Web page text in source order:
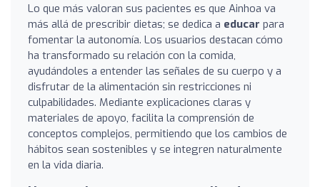
Lo que más valoran sus pacientes es que Ainhoa va
más allá de prescribir dietas; se dedica a educar para
fomentar la autonomía. Los usuarios destacan cómo
ha transformado su relación con la comida,
ayudándoles a entender las señales de su cuerpo y a
disfrutar de la alimentación sin restricciones ni
culpabilidades. Mediante explicaciones claras y
materiales de apoyo, facilita la comprensión de
conceptos complejos, permitiendo que los cambios de
hábitos sean sostenibles y se integren naturalmente
en la vida diaria.